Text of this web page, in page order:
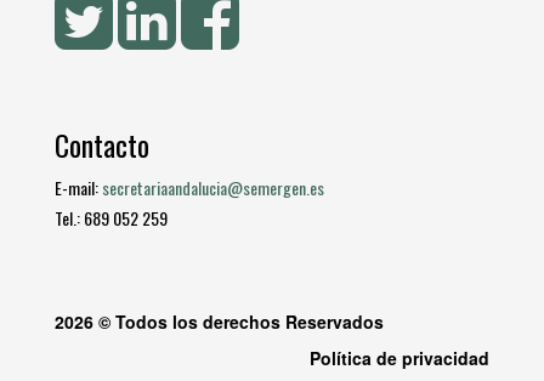
Contacto
E-mail:secretariaandalucia@semergen.es
Tel.: 689 052 259
2026 © Todos los derechos Reservados
Política de privacidad